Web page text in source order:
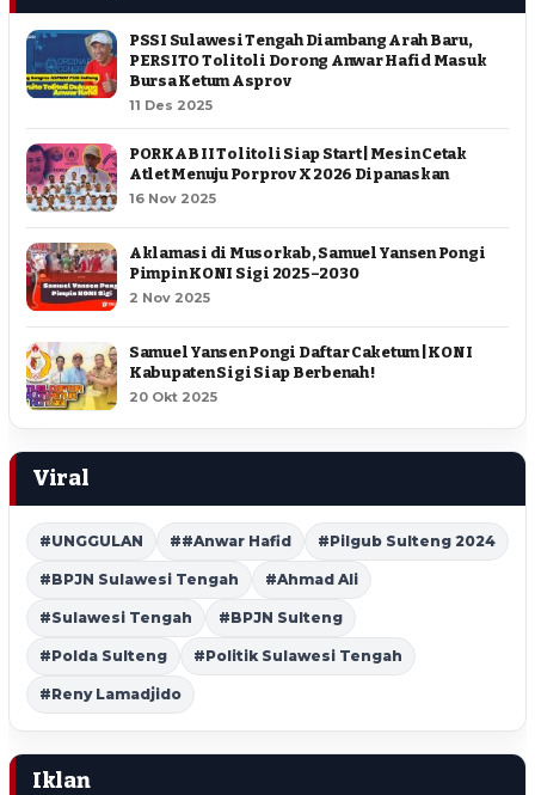
PSSI Sulawesi Tengah Diambang Arah Baru,
PERSITO Tolitoli Dorong Anwar Hafid Masuk
Bursa Ketum Asprov
11 Des 2025
PORKAB II Tolitoli Siap Start | Mesin Cetak
Atlet Menuju Porprov X 2026 Dipanaskan
16 Nov 2025
Aklamasi di Musorkab, Samuel Yansen Pongi
Pimpin KONI Sigi 2025–2030
2 Nov 2025
Samuel Yansen Pongi Daftar Caketum | KONI
Kabupaten Sigi Siap Berbenah !
20 Okt 2025
Viral
#UNGGULAN ##Anwar Hafid #Pilgub Sulteng 2024
#BPJN Sulawesi Tengah #Ahmad Ali
#Sulawesi Tengah #BPJN Sulteng
#Polda Sulteng #Politik Sulawesi Tengah
#Reny Lamadjido
Iklan